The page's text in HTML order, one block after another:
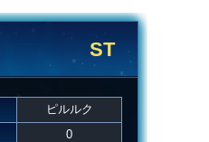
ST
ピルルク
0